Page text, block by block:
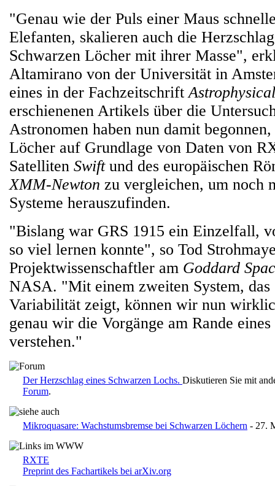
"Genau wie der Puls einer Maus
Elefanten, skalieren auch die
Schwarzen Löcher mit ihrer Masse",
Altamirano von der Universität in
eines in der Fachzeitschrift
erschienenen Artikels über die
Astronomen haben nun damit
Löcher auf Grundlage von Daten von
Satelliten Swiftund des europäischen
XMM-Newton zu vergleichen, um noch
Systeme herauszufinden.
"Bislang war GRS 1915 ein Einzelfall,
so viel lernen konnte", so Tod
Projektwissenschaftler am Goddard
NASA. "Mit einem zweiten System, das
Variabilität zeigt, können wir nun
genau wir die Vorgänge am Rande
verstehen."
Der Herzschlag eines Schwarzen Lochs. Diskutieren Sie mit
Forum.
Mikroquasare: Wachstumsbremse bei Schwarzen Löchern - 27.
RXTE
Preprint des Fachartikels bei arXiv.org